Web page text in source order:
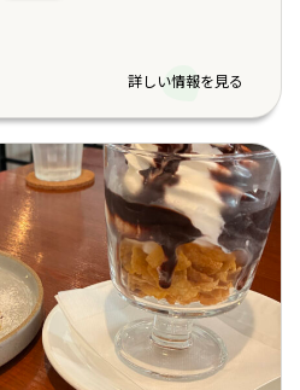
詳しい情報を見る